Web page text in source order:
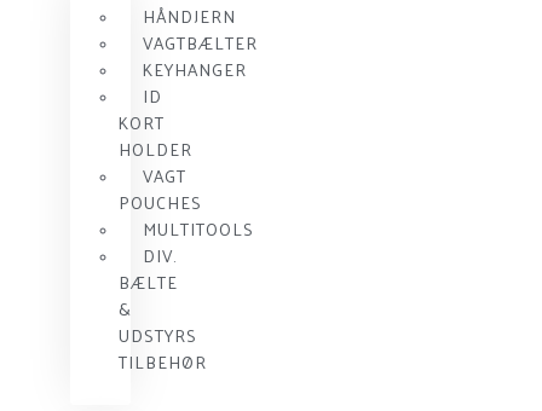
HÅNDJERN
VAGTBÆLTER
KEYHANGER
ID
KORT
HOLDER
VAGT
POUCHES
MULTITOOLS
DIV.
BÆLTE
&
UDSTYRS
TILBEHØR